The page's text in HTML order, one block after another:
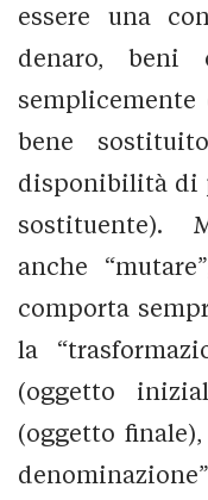
essere una
denaro,
bene
disponibilità di
sostituente).
anche
comporta
la
(oggetto
(oggetto